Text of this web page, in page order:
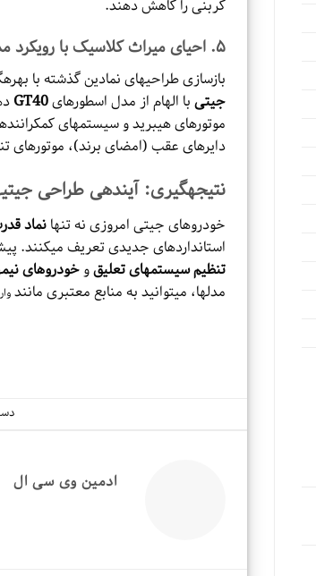
کربنی را کاهش دهند.
۵. احیای میراث کلاسیک با رویکرد
بازسازی طراحیهای نمادین گذشته با
جیتیبا الهام از مدل اسطورهایGT40
موتورهای هیبرید و سیستمهای
دایرهای عقب (امضای برند)،
نتیجهگیری: آیندهی طراحی
خودروهای جیتی امروزی نه تنهانماد
استانداردهای جدیدی تعریف میکنند.
تنظیم سیستمهای تعلیقوخودروهای
مدلها، میتوانید به منابع معتبری مانند
ادمین وی سی ال